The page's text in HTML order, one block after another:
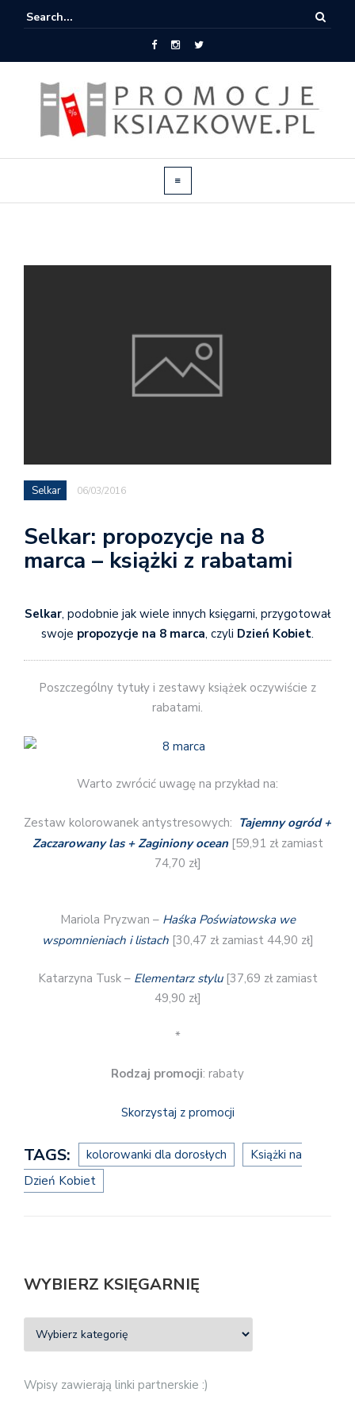
Selkar 06/03/2016
Selkar: propozycje na 8
marca – książki z rabatami
Selkar, podobnie jak wiele innych księgarni, przygotował
swoje propozycje na 8 marca, czyli Dzień Kobiet.
Poszczególny tytuły i zestawy książek oczywiście z
rabatami.
Warto zwrócić uwagę na przykład na:
Zestaw kolorowanek antystresowych: Tajemny ogród +
Zaczarowany las + Zaginiony ocean[59,91 zł zamiast
74,70 zł]
Mariola Pryzwan – Haśka Poświatowska we
wspomnieniach i listach[30,47 zł zamiast 44,90 zł]
Katarzyna Tusk – Elementarz stylu[37,69 zł zamiast
49,90 zł]
*
Rodzaj promocji: rabaty
Skorzystaj z promocji
TAGS: kolorowanki dla dorosłych
Książki na
Dzień Kobiet
WYBIERZ KSIĘGARNIĘ
Wpisy zawierają linki partnerskie :)